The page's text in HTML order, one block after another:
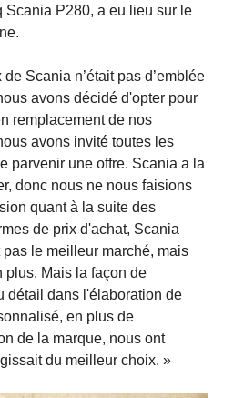
Scania P280, a eu lieu sur le
Scania n’était pas d’emblée
avons décidé d'opter pour
remplacement de nos
avons invité toutes les
parvenir une offre. Scania a la
donc nous ne nous faisions
quant à la suite des
de prix d'achat, Scania
le meilleur marché, mais
plus. Mais la façon de
détail dans l'élaboration de
en plus de
de la marque, nous ont
du meilleur choix. »